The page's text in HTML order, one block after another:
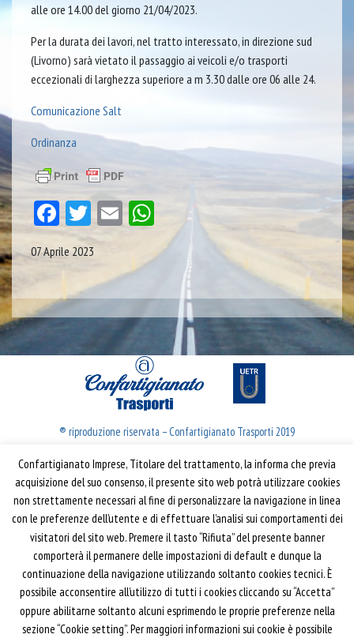
alle ore 14.00 del giorno 21/04/2023.
Per la durata dei lavori, nel tratto interessato, in direzione sud
(Livorno) sarà vietato il passaggio ai veicoli e/o trasporti
eccezionali di larghezza superiore a m 3.30 dalle ore 06 alle 24.
Comunicazione Salt
Ordinanza
Facebook
Twitter
Email WhatsApp
07 Aprile 2023
® riproduzione riservata – Confartigianato Trasporti 2019
Confartigianato Trasporti
Via S. Giovanni in Laterano, 152 | 00184 Roma
T: 06 70374.275
trasporti@confartigianato.it
confartigianatotrasporti@pec.it
Privacy e Cookie Policy
Informativa
Confartigianato Imprese, Titolare del trattamento, la informa che previa
acquisizione del suo consenso, il presente sito web potrà utilizzare cookies
non strettamente necessari al fine di personalizzare la navigazione in linea
con le preferenze dell’utente e di effettuare l’analisi sui comportamenti dei
visitatori del sito web. Premere il tasto “Rifiuta” del presente banner
comporterà il permanere delle impostazioni di default e dunque la
continuazione della navigazione utilizzando soltanto cookies tecnici. È
possibile acconsentire all’utilizzo di tutti i cookies cliccando su “Accetta”
oppure abilitarne soltanto alcuni esprimendo le proprie preferenze nella
sezione “Cookie setting”. Per maggiori informazioni sui cookie è possibile